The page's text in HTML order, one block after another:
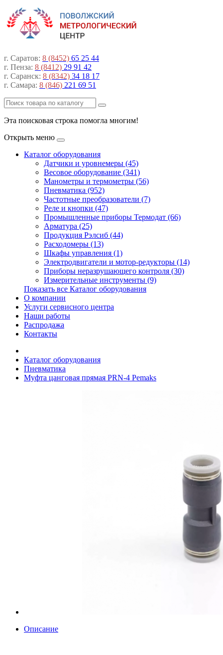
г. Саратов: 8 (8452) 65 25 44
г. Пенза: 8 (8412) 29 91 42
г. Саранск: 8 (8342) 34 18 17
г. Самара: 8 (846) 221 69 51
Эта поисковая строка помогла многим!
Открыть меню
Каталог оборудования
Датчики и уровнемеры (45)
Весовое оборудование (341)
Манометры и термометры (56)
Пневматика (952)
Частотные преобразователи (7)
Реле и кнопки (47)
Промышленные приборы Термодат (66)
Арматура (25)
Продукция Рэлсиб (44)
Расходомеры (13)
Шкафы управления (1)
Электродвигатели и мотор-редукторы (14)
Приборы неразрушающего контроля (30)
Измерительные инструменты (9)
Показать все Каталог оборудования
О компании
Услуги сервисного центра
Наши работы
Распродажа
Контакты
Каталог оборудования
Пневматика
Муфта цанговая прямая PRN-4 Pemaks
Описание